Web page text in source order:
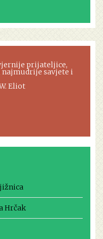
prijateljice,
najmudrije savjete i
Hrčak